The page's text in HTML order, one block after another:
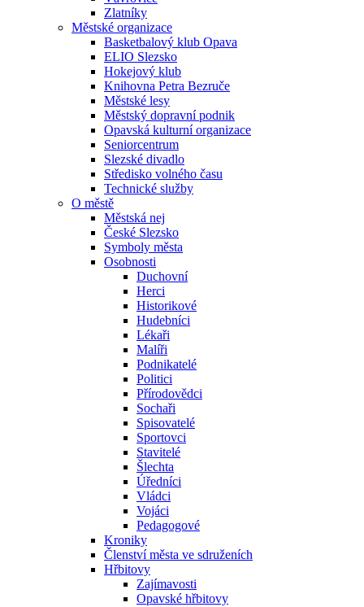
Zlatníky
Městské organizace
Basketbalový klub Opava
ELIO Slezsko
Hokejový klub
Knihovna Petra Bezruče
Městské lesy
Městský dopravní podnik
Opavská kulturní organizace
Seniorcentrum
Slezské divadlo
Středisko volného času
Technické služby
O městě
Městská nej
České Slezsko
Symboly města
Osobnosti
Duchovní
Herci
Historikové
Hudebníci
Lékaři
Malíři
Podnikatelé
Politici
Přírodovědci
Sochaři
Spisovatelé
Sportovci
Stavitelé
Šlechta
Úředníci
Vládci
Vojáci
Pedagogové
Kroniky
Členství města ve sdruženích
Hřbitovy
Zajímavosti
Opavské hřbitovy